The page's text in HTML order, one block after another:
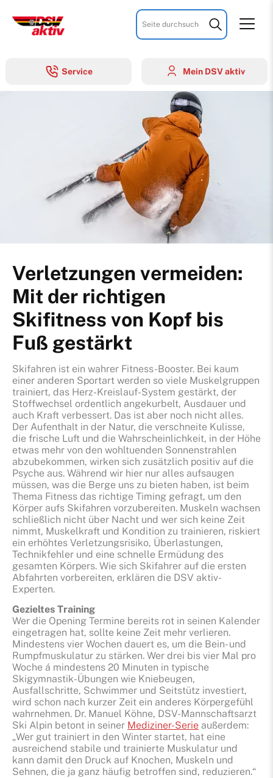
Service Mein DSV aktiv
Verletzungen vermeiden:
Mit der richtigen
Skifitness von Kopf bis
Fuß gestärkt
Skifahren ist ein wahrer Fitness-Booster. Bei kaum
einer anderen Sportart werden so viele Muskelgruppen
trainiert, das Herz-Kreislauf-System gestärkt, der
Stoffwechsel ordentlich angekurbelt, Ausdauer und
auch Kraft verbessert. Das ist aber noch nicht alles.
Der Aufenthalt in der Natur, die verschneite Kulisse,
die frische Luft und die Wahrscheinlichkeit, in der Höhe
etwas mehr von den wohltuenden Sonnenstrahlen
abzubekommen, wirken sich zusätzlich positiv auf die
Psyche aus. Während wir hier nur alles aufsaugen
müssen, was die Berge uns zu bieten haben, ist beim
Thema Fitness das richtige Timing gefragt, um den
Körper aufs Skifahren vorzubereiten. Muskeln wachsen
schließlich nicht über Nacht und wer sich keine Zeit
nimmt, Muskelkraft und Kondition zu trainieren, riskiert
ein erhöhtes Verletzungsrisiko, Überlastungen,
Technikfehler und eine schnelle Ermüdung des
gesamten Körpers. Wie sich Skifahrer auf die ersten
Abfahrten vorbereiten, erklären die DSV aktiv-
Experten.
Gezieltes Training
Wer die Opening Termine bereits rot in seinen Kalender
eingetragen hat, sollte keine Zeit mehr verlieren.
Mindestens vier Wochen dauert es, um die Bein- und
Rumpfmuskulatur zu stärken. Wer drei bis vier Mal pro
Woche á mindestens 20 Minuten in typische
Skigymnastik-Übungen wie Kniebeugen,
Ausfallschritte, Schwimmer und Seitstütz investiert,
wird schon nach kurzer Zeit ein anderes Körpergefühl
wahrnehmen. Dr. Manuel Köhne, DSV-Mannschaftsarzt
Ski Alpin betont in seiner Mediziner-Serie außerdem:
„Wer gut trainiert in den Winter startet, hat eine
ausreichend stabile und trainierte Muskulatur und
kann damit den Druck auf Knochen, Muskeln und
Sehnen, die ja ganz häufig betroffen sind, reduzieren.“
Suchbegriffe